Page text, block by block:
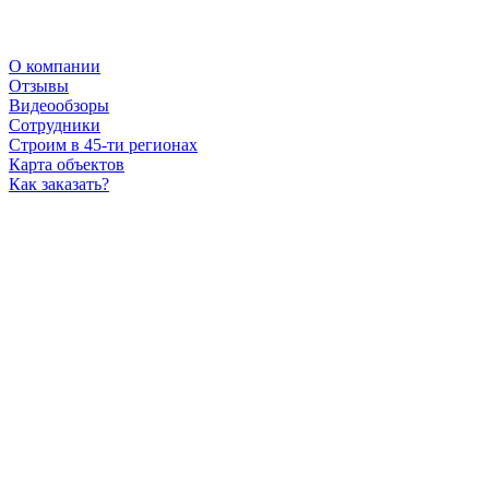
О компании
Отзывы
Видеообзоры
Сотрудники
Строим в 45-ти регионах
Карта объектов
Как заказать?